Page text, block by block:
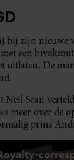
bij zijn nieuwe
een
uitlaten. De
Sean
meer over de
prins